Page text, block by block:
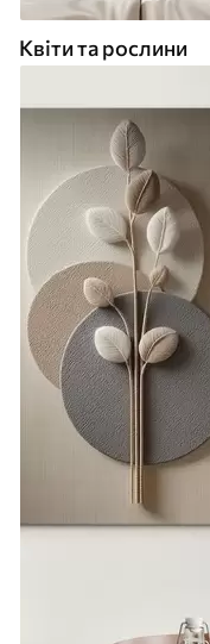
Квіти та рослини